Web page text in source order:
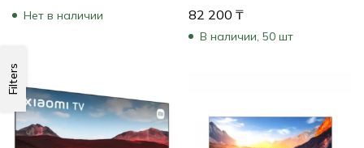
Filters
Smart TV, Серый)
Нет в наличии
Черный)
82 200 ₸
В наличии, 50 шт